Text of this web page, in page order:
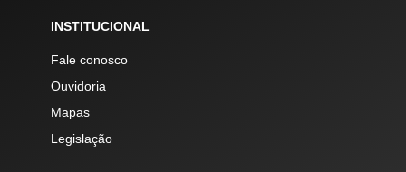
INSTITUCIONAL
Fale conosco
Ouvidoria
Mapas
Legislação